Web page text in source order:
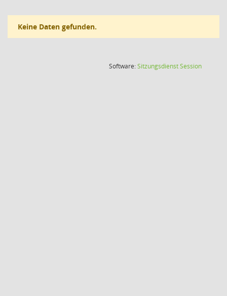
Keine Daten gefunden.
Software:SitzungsdienstSession(Wird in